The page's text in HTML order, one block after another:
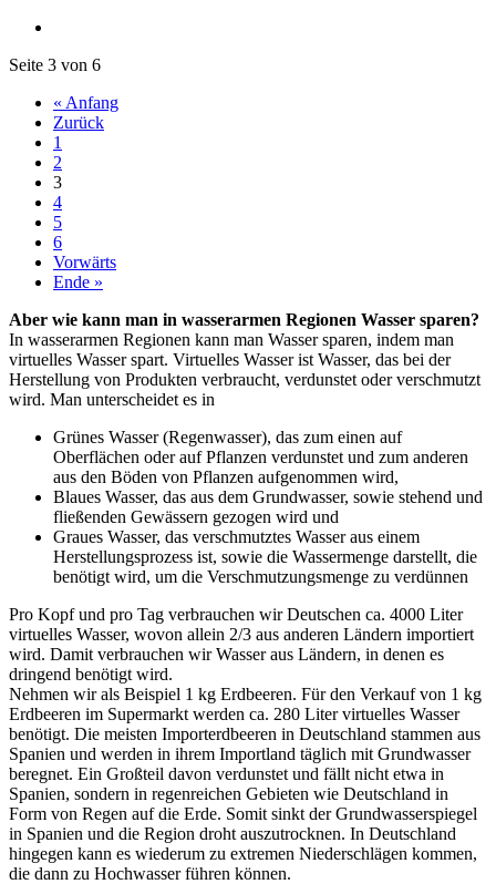
Seite 3 von 6
« Anfang
Zurück
1
2
3
4
5
6
Vorwärts
Ende »
Aber wie kann man in wasserarmen Regionen Wasser sparen?
In wasserarmen Regionen kann man Wasser sparen, indem man
virtuelles Wasser spart. Virtuelles Wasser ist Wasser, das bei der
Herstellung von Produkten verbraucht, verdunstet oder verschmutzt
wird. Man unterscheidet es in
Grünes Wasser (Regenwasser), das zum einen auf
Oberflächen oder auf Pflanzen verdunstet und zum anderen
aus den Böden von Pflanzen aufgenommen wird,
Blaues Wasser, das aus dem Grundwasser, sowie stehend und
fließenden Gewässern gezogen wird und
Graues Wasser, das verschmutztes Wasser aus einem
Herstellungsprozess ist, sowie die Wassermenge darstellt, die
benötigt wird, um die Verschmutzungsmenge zu verdünnen
Pro Kopf und pro Tag verbrauchen wir Deutschen ca. 4000 Liter
virtuelles Wasser, wovon allein 2/3 aus anderen Ländern importiert
wird. Damit verbrauchen wir Wasser aus Ländern, in denen es
dringend benötigt wird.
Nehmen wir als Beispiel 1 kg Erdbeeren. Für den Verkauf von 1 kg
Erdbeeren im Supermarkt werden ca. 280 Liter virtuelles Wasser
benötigt. Die meisten Importerdbeeren in Deutschland stammen aus
Spanien und werden in ihrem Importland täglich mit Grundwasser
beregnet. Ein Großteil davon verdunstet und fällt nicht etwa in
Spanien, sondern in regenreichen Gebieten wie Deutschland in
Form von Regen auf die Erde. Somit sinkt der Grundwasserspiegel
in Spanien und die Region droht auszutrocknen. In Deutschland
hingegen kann es wiederum zu extremen Niederschlägen kommen,
die dann zu Hochwasser führen können.